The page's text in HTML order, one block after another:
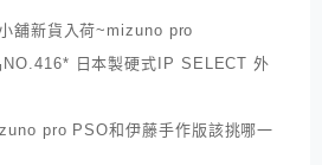
舖新貨入荷~mizuno pro
NO.416* 日本製硬式IP SELECT 外
pro PSO和伊藤手作版該挑哪一